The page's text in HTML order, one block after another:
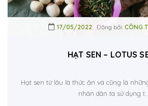
17/05/2022 Đăng bởi: CÔNG
HẠT SEN – LOTUS
Hạt sen từ lâu là thức ăn và cũng là
nhân dân ta sử dụng t...